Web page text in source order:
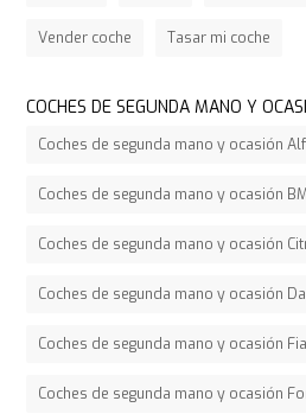
Vender coche Tasar mi coche
COCHES DE SEGUNDA MANO Y
Coches de segunda mano y ocasión
Coches de segunda mano y ocasión
Coches de segunda mano y ocasión
Coches de segunda mano y ocasión
Coches de segunda mano y ocasión
Coches de segunda mano y ocasión